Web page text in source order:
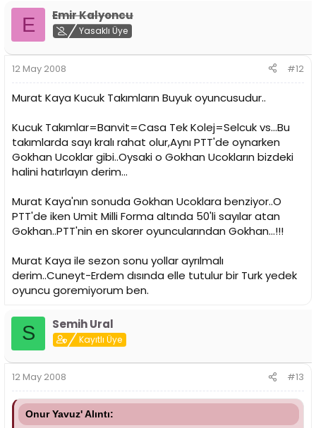
E Emir Kalyoncu
Yasaklı Üye
12 May 2008 #12
Murat Kaya Kucuk Takımların Buyuk oyuncusudur..
Kucuk Takımlar=Banvit=Casa Tek Kolej=Selcuk vs...Bu
takımlarda sayı kralı rahat olur,Aynı PTT'de oynarken
Gokhan Ucoklar gibi..Oysaki o Gokhan Ucokların bizdeki
halini hatırlayın derim...
Murat Kaya'nın sonuda Gokhan Ucoklara benziyor..O
PTT'de iken Umit Milli Forma altında 50'li sayılar atan
Gokhan..PTT'nin en skorer oyuncularından Gokhan...!!!
Murat Kaya ile sezon sonu yollar ayrılmalı
derim..Cuneyt-Erdem dısında elle tutulur bir Turk yedek
oyuncu goremiyorum ben.
S Semih Ural
Kayıtlı Üye
12 May 2008 #13
Onur Yavuz' Alıntı: